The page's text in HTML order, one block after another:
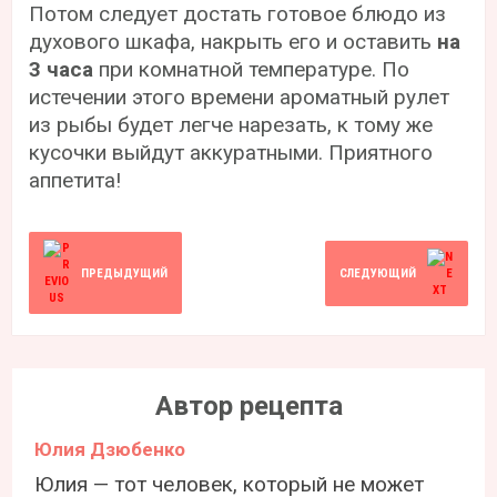
Потом следует достать готовое блюдо из
духового шкафа, накрыть его и оставить на
3 часа при комнатной температуре. По
истечении этого времени ароматный рулет
из рыбы будет легче нарезать, к тому же
кусочки выйдут аккуратными. Приятного
аппетита!
ПРЕДЫДУЩИЙ СЛЕДУЮЩИЙ
Автор рецепта
Юлия Дзюбенко
Юлия — тот человек, который не может